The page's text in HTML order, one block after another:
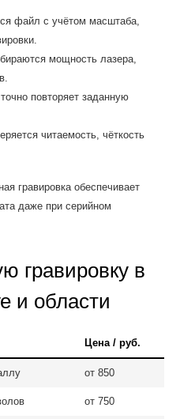
файл с учётом масштаба,
мощность лазера,
повторяет заданную
читаемость, чёткость
гравировка обеспечивает
даже при серийном
гравировку в
и области
Цена / руб.
от 850
от 750